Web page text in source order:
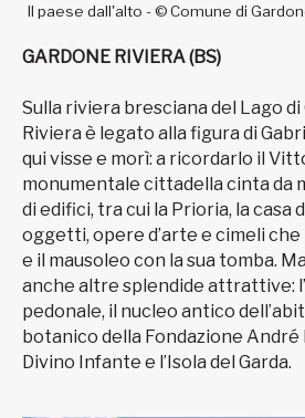
Il paese dall'alto - © Comune di
GARDONE RIVIERA (BS)
Sulla riviera bresciana del Lago di
Riviera è legato alla figura di
qui visse e morì: a ricordarlo il
monumentale cittadella cinta da
di edifici, tra cui la Prioria, la casa
oggetti, opere d’arte e cimeli
e il mausoleo con la sua tomba.
anche altre splendide attrattive:
pedonale, il nucleo antico
botanico della Fondazione André
Divino Infante e l’Isola del Garda.